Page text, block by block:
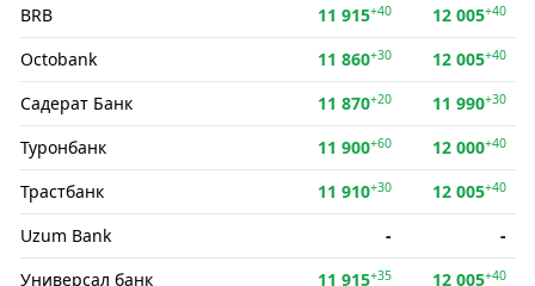
BRB 11 915+40 12 005+40
Octobank 11 860+30 12 005+40
Садерат Банк 11 870+20 11 990+30
Туронбанк 11 900+60 12 000+40
Трастбанк 11 910+30 12 005+40
Uzum Bank -
-
Универсал банк
11 915+35 12 005+40